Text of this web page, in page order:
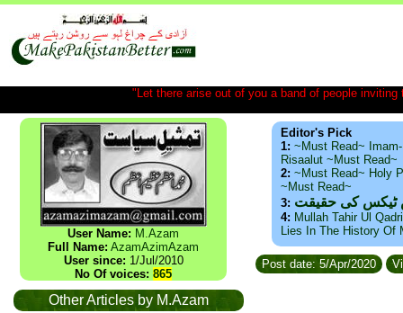
"Let there arise out of you a band of people
User Name: M.Azam
Full Name: AzamAzimAzam
User since: 1/Jul/2010
No Of voices: 865
Other Articles by M.Azam
Editor's Pick
1: ~Must Read~
Risaalut ~Must Read~
2: ~Must Read~ Holy
~Must Read~
3: ٹیکس کی حقیقت
4: Mullah Tahir Ul
Lies In The History Of
Post date: 5/Apr/2020